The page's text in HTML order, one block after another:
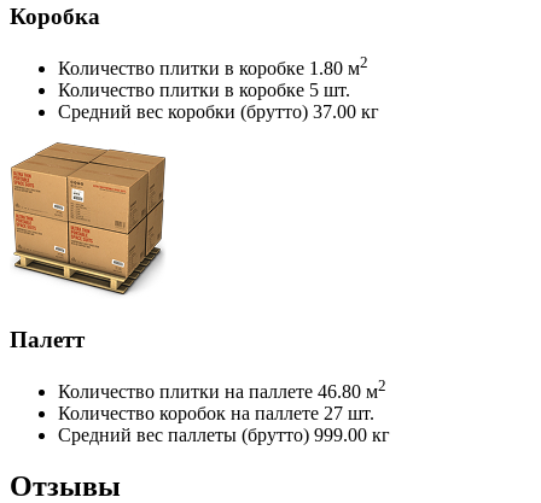
Коробка
Количество плитки в коробке 1.80 м2
Количество плитки в коробке 5 шт.
Средний вес коробки (брутто) 37.00 кг
Палетт
Количество плитки на паллете 46.80 м2
Количество коробок на паллете 27 шт.
Средний вес паллеты (брутто) 999.00 кг
Отзывы